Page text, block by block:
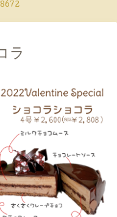
ラ